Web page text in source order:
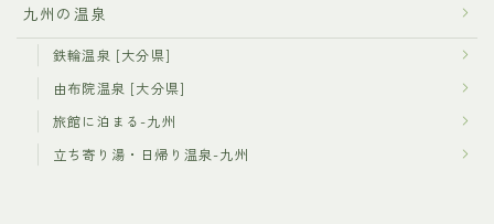
九州の温泉
鉄輪温泉 [大分県]
由布院温泉 [大分県]
旅館に泊まる-九州
立ち寄り湯・日帰り温泉-九州